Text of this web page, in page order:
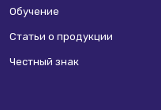
Обучение
Статьи о продукции
Честный знак